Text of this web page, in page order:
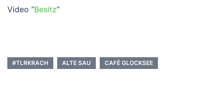
Video “Besitz“
#TLRKRACH ALTE SAU CAFÉ GLOCKSEE